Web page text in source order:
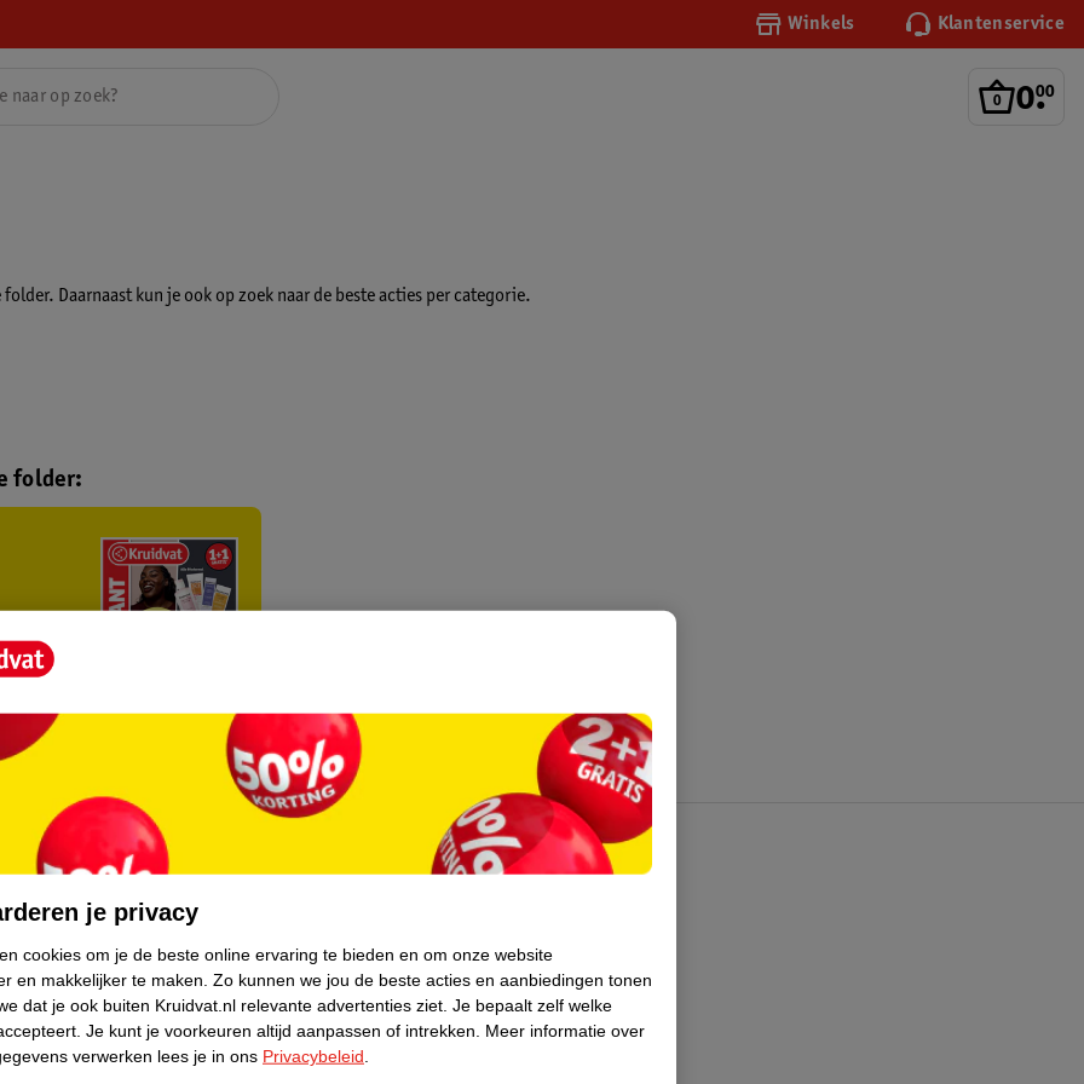
Winkels Klantenservice
0.
00
Daarnaast kun je ook op zoek naar de beste acties per categorie.
folder:
Over Kruidvat
Pers
Winkelformule
Bedrijfsgegevens
je privacy
cookies om je de beste online ervaring te bieden en om onze website
en makkelijker te maken. Zo kunnen we jou de beste acties en aanbiedingen tonen
dat je ook buiten Kruidvat.nl relevante advertenties ziet. Je bepaalt zelf welke
Je kunt je voorkeuren altijd aanpassen of intrekken.
Meer informatie over
verwerken lees je in ons Privacybeleid